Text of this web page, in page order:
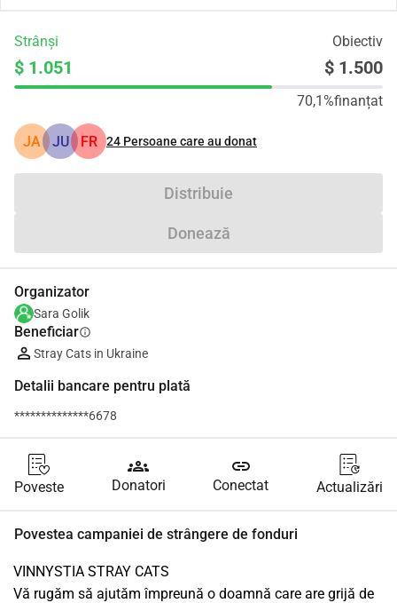
Strânși Obiectiv
$ 1.051 $ 1.500
70,1%finanțat
JA JU FR 24 Persoane care au donat
Distribuie
Donează
Organizator
Sara Golik
Beneficiarinfo
Stray Cats in Ukraine
Detalii bancare pentru plată
**************6678
Poveste
groups
Donatori
link
Conectat Actualizări
Povestea campaniei de strângere de fonduri
VINNYSTIA STRAY CATS
Vă rugăm să ajutăm împreună o doamnă care are grijă de